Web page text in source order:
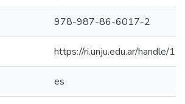
978-987-86-6017-2
https://ri.unju.edu.ar/handle/
es